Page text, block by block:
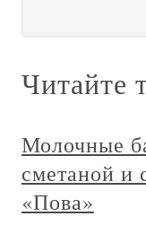
Читайте
Молочные
сметаной и
«Пова»